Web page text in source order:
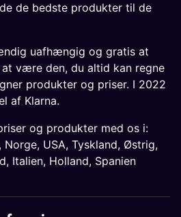
de bedste produkter til de
uafhængig og gratis at
være den, du altid kan regne
produkter og priser. I 2022
af Klarna.
og produkter med os i:
, Norge, USA, Tyskland, Østrig,
, Italien, Holland, Spanien